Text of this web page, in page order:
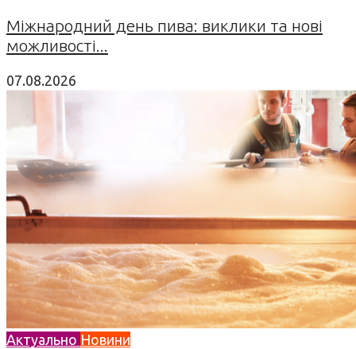
Міжнародний день пива: виклики та нові
можливості...
07.08.2026
Актуально Новини